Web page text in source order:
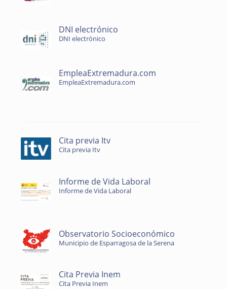
DNI electrónico
DNI electrónico
EmpleaExtremadura.com
EmpleaExtremadura.com
Cita previa Itv
Cita previa Itv
Informe de Vida Laboral
Informe de Vida Laboral
Observatorio Socioeconómico
Municipio de Esparragosa de la Serena
Cita Previa Inem
Cita Previa Inem